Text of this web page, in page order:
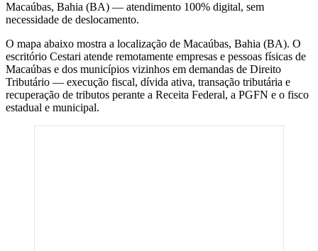
Macaúbas, Bahia (BA) — atendimento 100% digital, sem
necessidade de deslocamento.
O mapa abaixo mostra a localização de Macaúbas, Bahia (BA). O
escritório Cestari atende remotamente empresas e pessoas físicas de
Macaúbas e dos municípios vizinhos em demandas de Direito
Tributário — execução fiscal, dívida ativa, transação tributária e
recuperação de tributos perante a Receita Federal, a PGFN e o fisco
estadual e municipal.